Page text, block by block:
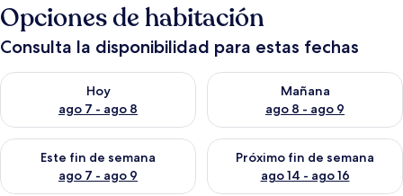
Opciones de habitación
Consulta la disponibilidad para estas fechas
Hoy
ago 7 - ago 8
Consulta la disponibilidad para hoy ago 7 - ago 8
Mañana
ago 8 - ago 9
Consulta la disponibilidad
Este fin de semana
ago 7 - ago 9
Consulta la disponibilidad para este fin de semana ago 7 -
Próximo fin de semana
ago 14 - ago 16
Consulta la disponibilidad